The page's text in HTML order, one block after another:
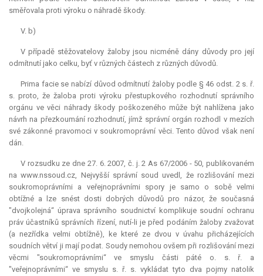
směřovala proti výroku o náhradě škody.
V. b)
V případě stěžovatelovy žaloby jsou nicméně dány důvody pro její
odmítnutí jako celku, byť v různých částech z různých důvodů.
Prima faciese nabízí důvod odmítnutí žaloby podle § 46 odst. 2 s. ř.
s. proto, že žaloba proti výroku přestupkového rozhodnutí správního
orgánu ve věci náhrady škody poškozeného může být nahlížena jako
návrh na přezkoumání rozhodnutí, jímž správní orgán rozhodl v mezích
své zákonné pravomoci v soukromoprávní věci. Tento důvod však není
dán.
V rozsudku ze dne 27. 6. 2007, č. j. 2 As 67/2006 - 50, publikovaném
na www.nssoud.cz, Nejvyšší správní soud uvedl, že rozlišování mezi
soukromoprávními a veřejnoprávními spory je samo o sobě velmi
obtížné a lze snést dosti dobrých důvodů pro názor, že současná
"dvojkolejná“ úprava správního soudnictví komplikuje soudní ochranu
práv účastníků správních řízení, nutí-li je před podáním žaloby zvažovat
(a nezřídka velmi obtížně), ke které ze dvou v úvahu přicházejících
soudních větví ji mají podat. Soudy nemohou ovšem při rozlišování mezi
věcmi "soukromoprávními“ ve smyslu části páté o. s. ř. a
"veřejnoprávními“ ve smyslu s. ř. s. vykládat tyto dva pojmy natolik